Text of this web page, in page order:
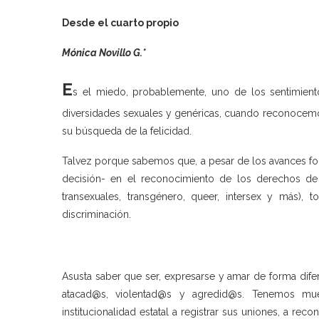
Desde el cuarto propio
Mónica Novillo G.*
Es el miedo, probablemente, uno de los
diversidades sexuales y genéricas, cuando
su búsqueda de la felicidad.
Talvez porque sabemos que, a pesar de los avances
decisión- en el reconocimiento de los derechos de
transexuales, transgénero, queer, intersex y
discriminación.
Asusta saber que ser, expresarse y amar de forma
atacad@s, violentad@s y agredid@s. Tenemos
institucionalidad estatal a registrar sus uniones, a